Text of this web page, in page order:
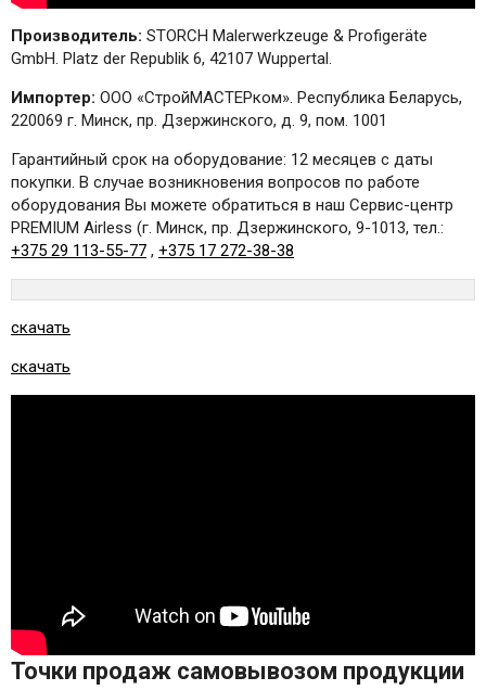
Производитель: STORCH Malerwerkzeuge & Profigeräte
GmbH. Platz der Republik 6, 42107 Wuppertal.
Импортер: ООО «СтройМАСТЕРком». Республика Беларусь,
220069 г. Минск, пр. Дзержинского, д. 9, пом. 1001
Гарантийный срок на оборудование: 12 месяцев с даты
покупки. В случае возникновения вопросов по работе
оборудования Вы можете обратиться в наш Сервис-центр
PREMIUM Airless (г. Минск, пр. Дзержинского, 9-1013, тел.:
+375 29 113-55-77 , +375 17 272-38-38
скачать
скачать
Точки продаж самовывозом продукции